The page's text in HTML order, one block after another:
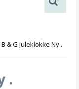
B & G Juleklokke Ny .
.